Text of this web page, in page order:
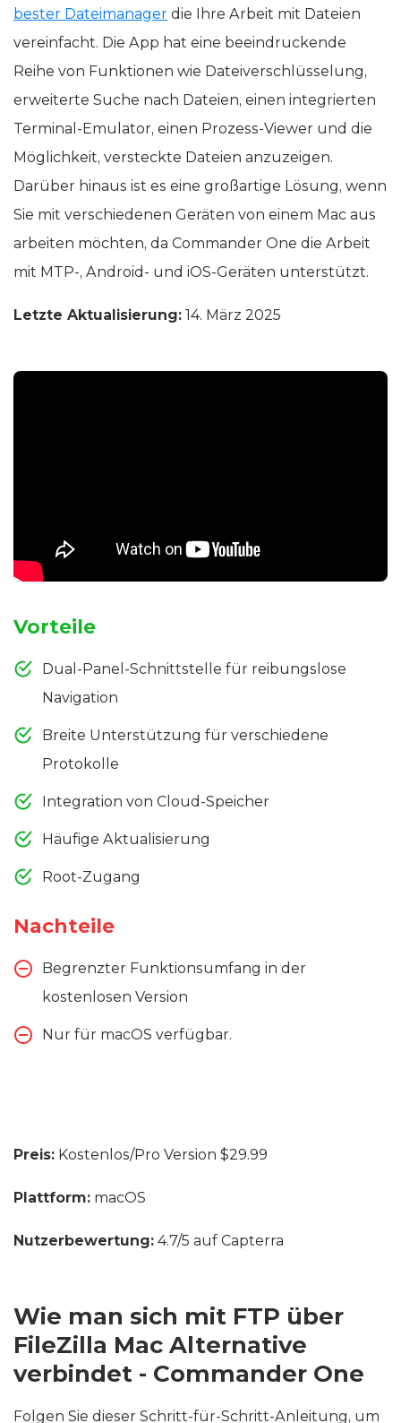
bester Dateimanager die Ihre Arbeit mit Dateien
vereinfacht. Die App hat eine beeindruckende
Reihe von Funktionen wie Dateiverschlüsselung,
erweiterte Suche nach Dateien, einen integrierten
Terminal-Emulator, einen Prozess-Viewer und die
Möglichkeit, versteckte Dateien anzuzeigen.
Darüber hinaus ist es eine großartige Lösung, wenn
Sie mit verschiedenen Geräten von einem Mac aus
arbeiten möchten, da Commander One die Arbeit
mit MTP-, Android- und iOS-Geräten unterstützt.
Letzte Aktualisierung: 14. März 2025
Vorteile
Dual-Panel-Schnittstelle für reibungslose
Navigation
Breite Unterstützung für verschiedene
Protokolle
Integration von Cloud-Speicher
Häufige Aktualisierung
Root-Zugang
Nachteile
Begrenzter Funktionsumfang in der
kostenlosen Version
Nur für macOS verfügbar.
Preis: Kostenlos/Pro Version $29.99
Plattform: macOS
Nutzerbewertung: 4.7/5 auf Capterra
Wie man sich mit FTP über
FileZilla Mac Alternative
verbindet - Commander One
Folgen Sie dieser Schritt-für-Schritt-Anleitung, um